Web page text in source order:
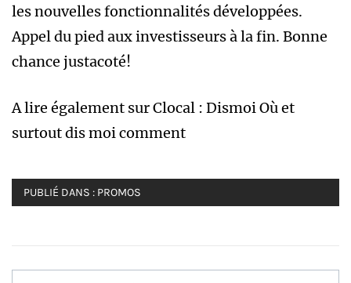
les nouvelles fonctionnalités développées.
Appel du pied aux investisseurs à la fin. Bonne
chance justacoté!
A lire également sur Clocal : Dismoi Où et
surtout dis moi comment
PUBLIÉ DANS : PROMOS